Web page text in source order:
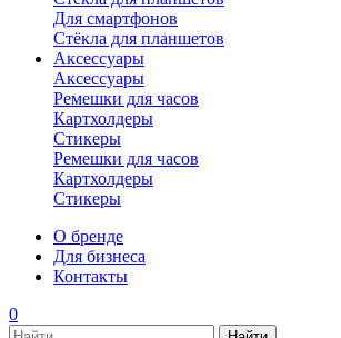
Для смартфонов
Стёкла для планшетов
Аксессуары
Аксессуары
Ремешки для часов
Картхолдеры
Стикеры
Ремешки для часов
Картхолдеры
Стикеры
О бренде
Для бизнеса
Контакты
0